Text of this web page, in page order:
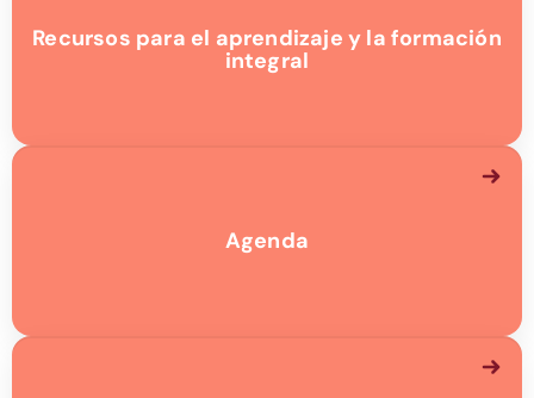
Recursos para el aprendizaje y la formación
integral
Agenda